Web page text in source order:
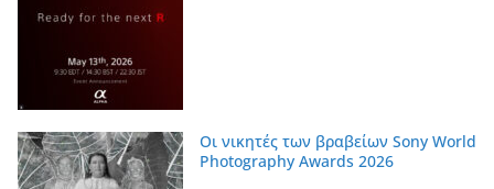
Οι νικητές των βραβείων Sony World
Photography Awards 2026